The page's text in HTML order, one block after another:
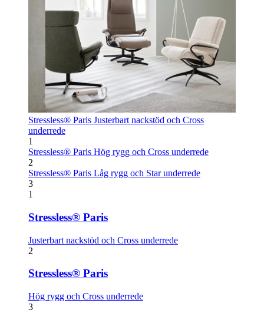
Stressless® Paris Justerbart nackstöd och Cross
underrede
1
Stressless® Paris Hög rygg och Cross underrede
2
Stressless® Paris Låg rygg och Star underrede
3
1
Stressless® Paris
Justerbart nackstöd och Cross underrede
2
Stressless® Paris
Hög rygg och Cross underrede
3